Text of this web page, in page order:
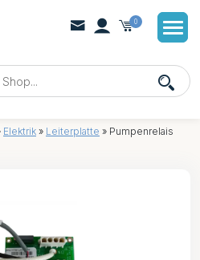
0
Elektrik » Leiterplatte » Pumpenrelais